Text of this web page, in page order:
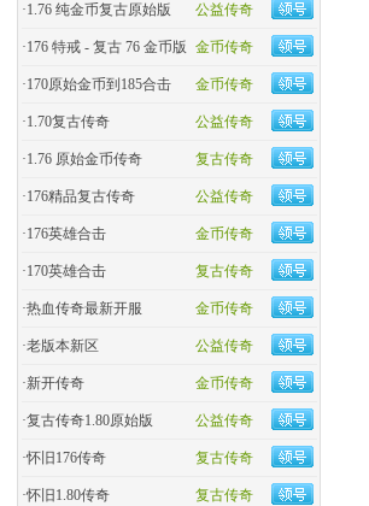
公益传奇
·1.76 纯金币复古原始版
金币传奇
·176 特戒 - 复古 76 金币版
金币传奇
·170原始金币到185合击
公益传奇
·​1.70复古传奇
复古传奇
·1.76 原始金币传奇
公益传奇
·176精品复古传奇
金币传奇
·176英雄合击
复古传奇
·170英雄合击
金币传奇
·热血传奇最新开服
公益传奇
·老版本新区
金币传奇
·新开传奇
公益传奇
·复古传奇1.80原始版
复古传奇
·怀旧176传奇
复古传奇
·怀旧1.80传奇